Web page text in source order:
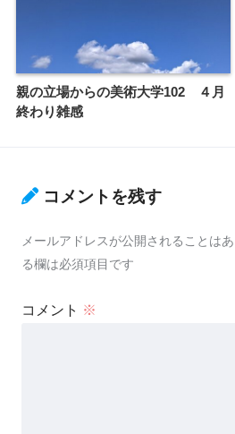
親の立場からの美術大学102 ４月
終わり雑感
コメントを残す
メールアドレスが公開されることはあ
る欄は必須項目です
コメント ※